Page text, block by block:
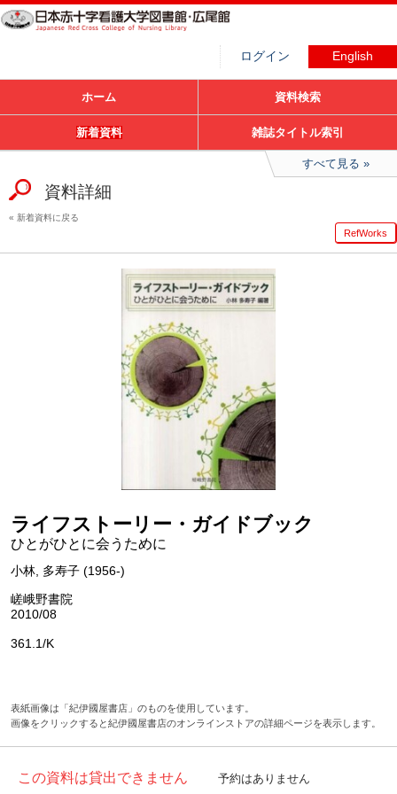
ログイン English
ホーム 資料検索
新着資料 雑誌タイトル索引
すべて見る
資料詳細
新着資料に戻る
RefWorks
ライフストーリー・ガイドブック
ひとがひとに会うために
小林, 多寿子 (1956-)
嵯峨野書院
2010/08
361.1/K
表紙画像は「紀伊國屋書店」のものを使用しています。
画像をクリックすると紀伊國屋書店のオンラインストアの詳細ページを表示します。
この資料は貸出できません 予約はありません